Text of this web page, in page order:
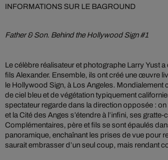
INFORMATIONS SUR LE BAGROUND
Father & Son. Behind the Hollywood Sign #1
Le célèbre réalisateur et photographe Larry Yust
fils Alexander. Ensemble, ils ont créé une œuvre
le Hollywood Sign, à Los Angeles. Mondialement
de ciel bleu et de végétation typiquement
spectateur regarde dans la direction opposée :
et la Cité des Anges s’étendre à l’infini, ses
Complémentaires, père et fils se sont épaulés
panoramique, enchaînant les prises de vue pour
saurait embrasser d’un seul coup, mais rendant